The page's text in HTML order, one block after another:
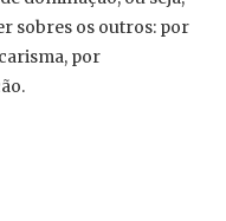
sobres os outros: por
por